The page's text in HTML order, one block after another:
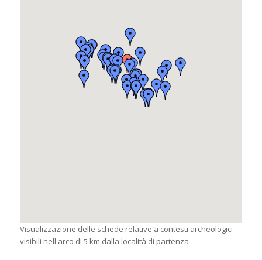
Visualizzazione delle schede relative a contesti archeologici
visibili nell'arco di 5 km dalla località di partenza